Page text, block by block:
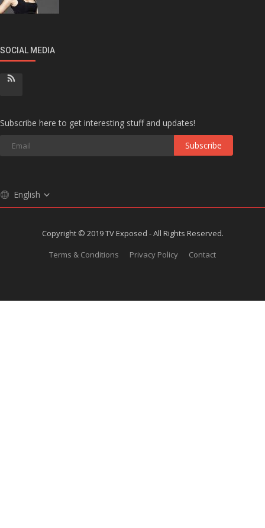
SOCIAL MEDIA
Subscribe here to get interesting stuff and updates!
Subscribe
English
Copyright © 2019 TV Exposed - All Rights Reserved.
Terms & Conditions
Privacy Policy Contact